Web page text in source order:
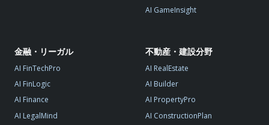
AI GameInsight
金融・リーガル
AI FinTechPro
AI FinLogic
AI Finance
AI LegalMind
不動産・建設分野
AI RealEstate
AI Builder
AI PropertyPro
AI ConstructionPlan